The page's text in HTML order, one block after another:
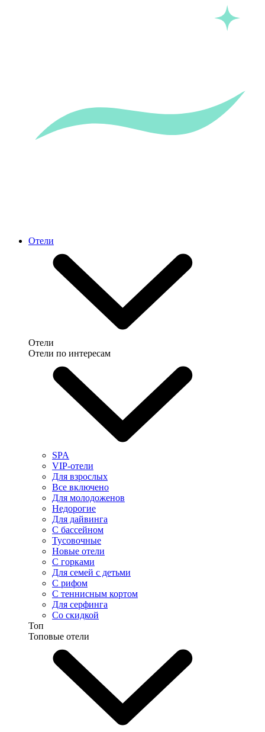
Отели
Отели
Отели по интересам
SPA
VIP-отели
Для взрослых
Все включено
Для молодоженов
Недорогие
Для дайвинга
С бассейном
Тусовочные
Новые отели
С горками
Для семей с детьми
С рифом
С теннисным кортом
Для серфинга
Со скидкой
Топ
Топовые отели